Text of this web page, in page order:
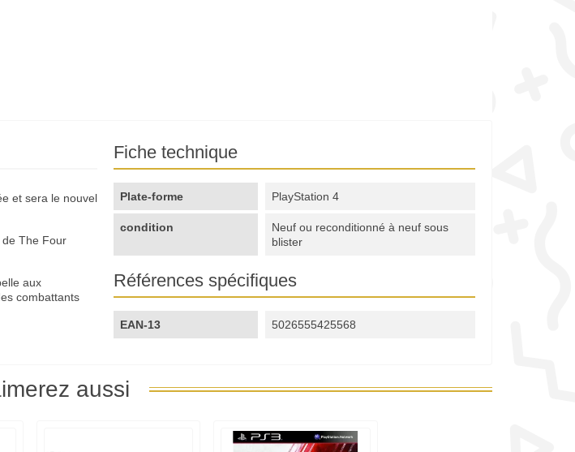
et sera le nouvel
de The Four
aux
combattants
Fiche technique
Plate-forme PlayStation 4
condition
Neuf ou reconditionné à neuf sous
blister
Références spécifiques
EAN-13 5026555425568
aussi